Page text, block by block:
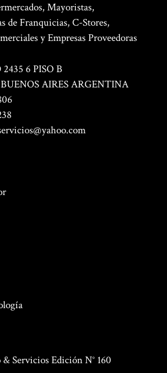
Mayoristas,
de Franquicias, C-Stores,
y Empresas Proveedoras
6 PISO B
AIRES ARGENTINA
Servicios Edición N° 160